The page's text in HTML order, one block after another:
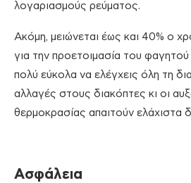
λογαριασμούς ρεύματος.
Ακόμη, μειώνεται έως και 40% ο
για την προετοιμασία του
πολύ εύκολα να ελέγχεις όλη τη
αλλαγές στους διακόπτες κι οι
θερμοκρασίας απαιτούν ελάχιστα
Ασφάλεια